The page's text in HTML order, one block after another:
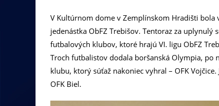
V Kultúrnom dome v Zemplínskom Hradišti
jedenástka ObFZ Trebišov. Tentoraz za
futbalových klubov, ktoré hrajú VI. ligu ObFZ
Troch futbalistov dodala boršanská Olympia, po
klubu, ktorý súťaž nakoniec vyhral – OFK
OFK Biel.